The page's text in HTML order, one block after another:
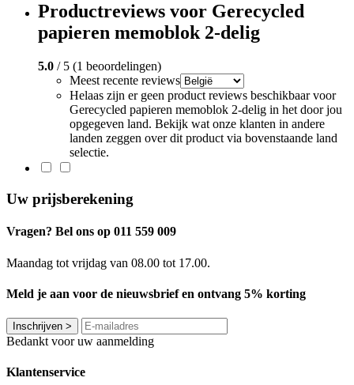
Productreviews voor Gerecycled
papieren memoblok 2-delig
5.0 / 5 (1 beoordelingen)
Meest recente reviews
Helaas zijn er geen product reviews beschikbaar voor
Gerecycled papieren memoblok 2-delig in het door jou
opgegeven land. Bekijk wat onze klanten in andere
landen zeggen over dit product via bovenstaande land
selectie.
Uw prijsberekening
Vragen? Bel ons op 011 559 009
Maandag tot vrijdag van 08.00 tot 17.00.
Meld je aan voor de nieuwsbrief en ontvang 5% korting
Inschrijven >
Bedankt voor uw aanmelding
Klantenservice